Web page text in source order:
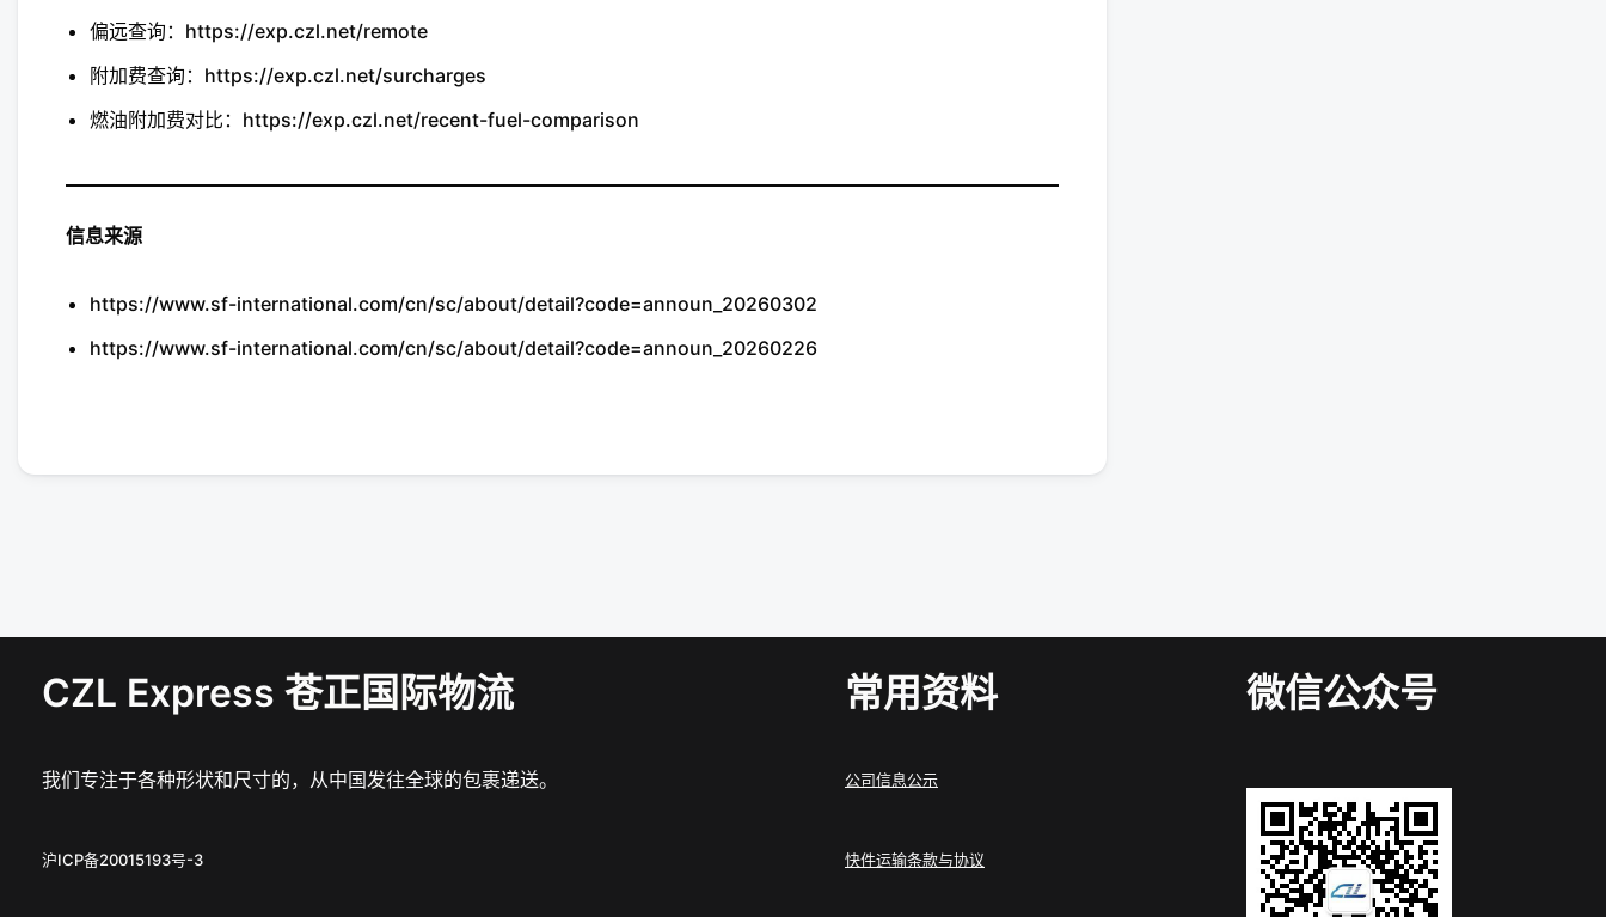
偏远查询：https://exp.czl.net/remote
附加费查询：https://exp.czl.net/surcharges
燃油附加费对比：https://exp.czl.net/recent-fuel-comparison
信息来源
https://www.sf-international.com/cn/sc/about/detail?code=announ_20260302
https://www.sf-international.com/cn/sc/about/detail?code=announ_20260226
CZL Express 苍正国际物流
我们专注于各种形状和尺寸的，从中国发往全球的包裹递送。
沪ICP备20015193号-3
常用资料
公司信息公示
快件运输条款与协议
微信公众号